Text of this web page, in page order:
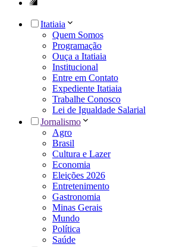
Itatiaia
Quem Somos
Programação
Ouça a Itatiaia
Institucional
Entre em Contato
Expediente Itatiaia
Trabalhe Conosco
Lei de Igualdade Salarial
Jornalismo
Agro
Brasil
Cultura e Lazer
Economia
Eleições 2026
Entretenimento
Gastronomia
Minas Gerais
Mundo
Política
Saúde